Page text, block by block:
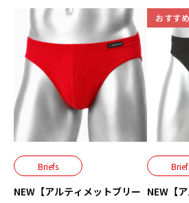
Briefs
NEW【アルティメットブリー
おすすめ
NEW【